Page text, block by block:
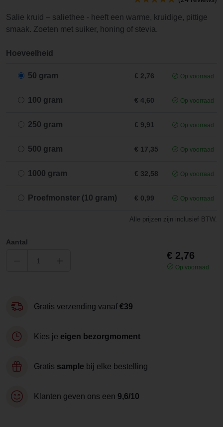
Salie kruid – saliethee - heeft een warme, kruidige, pittige
smaak. Zoeten met suiker, honing of stevia.
Hoeveelheid
50 gram € 2,76 Op voorraad
100 gram € 4,60 Op voorraad
250 gram € 9,91 Op voorraad
500 gram € 17,35 Op voorraad
1000 gram € 32,58 Op voorraad
Proefmonster (10 gram) € 0,99 Op voorraad
Alle prijzen zijn inclusief BTW.
Aantal
€ 2,76
Op voorraad
Gratis verzending vanaf €39
Kies je eigen bezorgmoment
Gratis sample bij elke bestelling
Klanten geven ons een 9,6/10